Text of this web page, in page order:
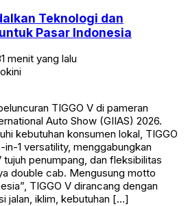
Teknologi dan
Pasar Indonesia
menit yang lalu
TIGGO V di pameran
Auto Show (GIIAS) 2026.
kebutuhan konsumen lokal, TIGGO
1 versatility, menggabungkan
tujuh penumpang, dan fleksibilitas
double cab. Mengusung motto
TIGGO V dirancang dengan
jalan, iklim, kebutuhan […]